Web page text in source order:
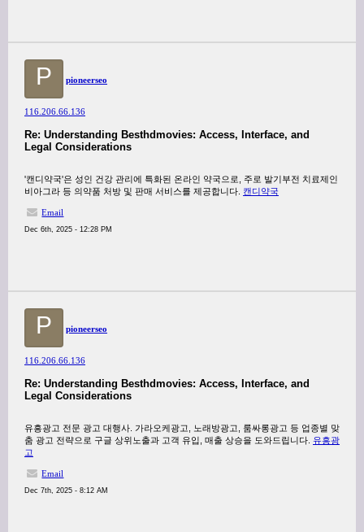
P pioneerseo
116.206.66.136
Re: Understanding Besthdmovies: Access, Interface, and
Legal Considerations
'캔디약국'은 성인 건강 관리에 특화된 온라인 약국으로, 주로 발기부전 치료제인
비아그라 등 의약품 처방 및 판매 서비스를 제공합니다. 캔디약국
Email
Dec 6th, 2025 - 12:28 PM
P pioneerseo
116.206.66.136
Re: Understanding Besthdmovies: Access, Interface, and
Legal Considerations
유흥광고 전문 광고 대행사. 가라오케광고, 노래방광고, 룸싸롱광고 등 업종별 맞
춤 광고 전략으로 구글 상위노출과 고객 유입, 매출 상승을 도와드립니다. 유흥광
고
Email
Dec 7th, 2025 - 8:12 AM